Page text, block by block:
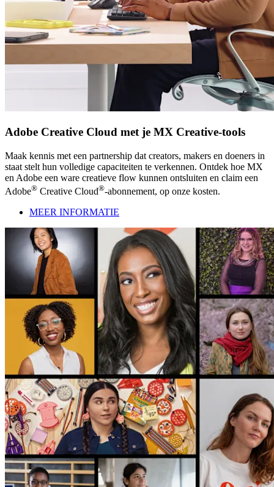
Adobe Creative Cloud met je MX Creative-tools
Maak kennis met een partnership dat creators, makers en doeners in
staat stelt hun volledige capaciteiten te verkennen. Ontdek hoe MX
en Adobe een ware creatieve flow kunnen ontsluiten en claim een
Adobe® Creative Cloud®-abonnement, op onze kosten.
MEER INFORMATIE